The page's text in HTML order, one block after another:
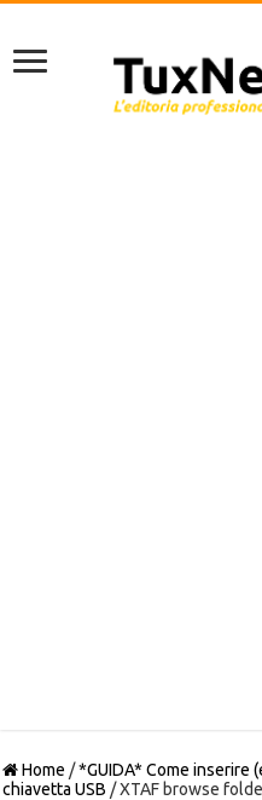
Home /*GUIDA* Come inserire
chiavetta USB /XTAF browse